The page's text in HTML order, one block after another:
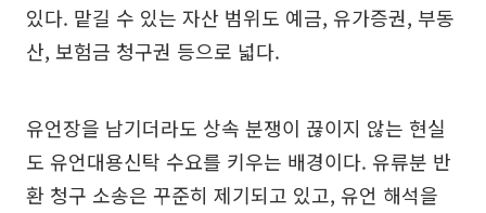
있다. 맡길 수 있는 자산 범위도 예금, 유가증권, 부동
산, 보험금 청구권 등으로 넓다.
유언장을 남기더라도 상속 분쟁이 끊이지 않는 현실
도 유언대용신탁 수요를 키우는 배경이다. 유류분 반
환 청구 소송은 꾸준히 제기되고 있고, 유언 해석을